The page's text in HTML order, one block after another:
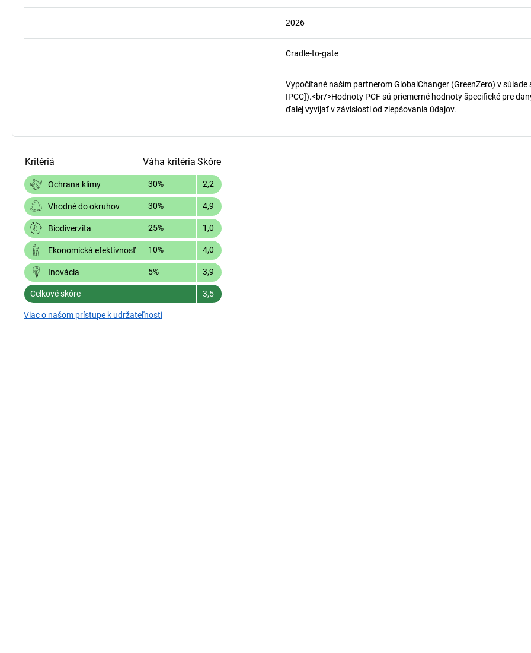
2026
Cradle-to-gate
Vypočítané naším partnerom GlobalChanger (GreenZero) v
IPCC]).<br/>Hodnoty PCF sú priemerné hodnoty špecifické pre
ďalej vyvíjať v závislosti od zlepšovania údajov.
Kritériá Váha kritéria Skóre
Ochrana klímy 30% 2,2
Vhodné do okruhov 30% 4,9
Biodiverzita 25% 1,0
Ekonomická efektívnosť 10% 4,0
Inovácia 5% 3,9
Celkové skóre 3,5
Viac o našom prístupe k udržateľnosti